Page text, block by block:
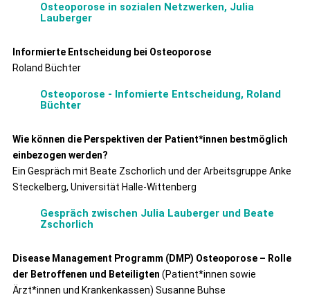
Osteoporose in sozialen Netzwerken, Julia
Lauberger
Informierte Entscheidung bei Osteoporose
Roland Büchter
Osteoporose - Infomierte Entscheidung, Roland
Büchter
Wie können die Perspektiven der Patient*innen bestmöglich
einbezogen werden?
Ein Gespräch mit Beate Zschorlich und der Arbeitsgruppe Anke
Steckelberg, Universität Halle-Wittenberg
Gespräch zwischen Julia Lauberger und Beate
Zschorlich
Disease Management Programm (DMP) Osteoporose – Rolle
der Betroffenen und Beteiligten (Patient*innen sowie
Ärzt*innen und Krankenkassen) Susanne Buhse